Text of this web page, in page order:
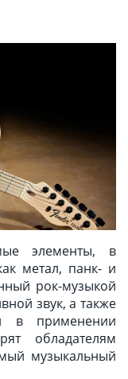
элементы, в
метал, панк- и
рок-музыкой
звук, а также
в применении
обладателям
музыкальный